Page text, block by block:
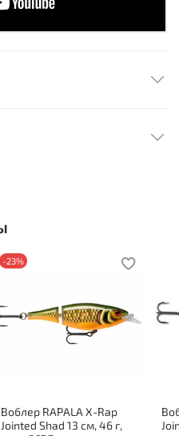
-23%
Воблер RAPALA X-Rap
Jointed Shad 13 см, 46 г,